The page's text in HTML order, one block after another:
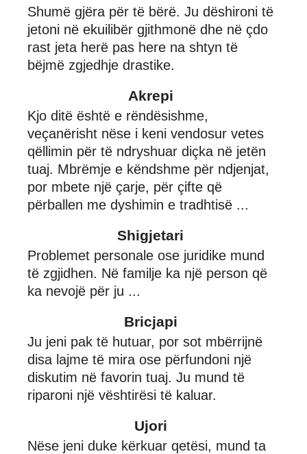
Shumë gjëra për të bërë. Ju dëshironi të
jetoni në ekuilibër gjithmonë dhe në çdo
rast jeta herë pas here na shtyn të
bëjmë zgjedhje drastike.
Akrepi
Kjo ditë është e rëndësishme,
veçanërisht nëse i keni vendosur vetes
qëllimin për të ndryshuar diçka në jetën
tuaj. Mbrëmje e këndshme për ndjenjat,
por mbete një çarje, për çifte që
përballen me dyshimin e tradhtisë ...
Shigjetari
Problemet personale ose juridike mund
të zgjidhen. Në familje ka një person që
ka nevojë për ju ...
Bricjapi
Ju jeni pak të hutuar, por sot mbërrijnë
disa lajme të mira ose përfundoni një
diskutim në favorin tuaj. Ju mund të
riparoni një vështirësi të kaluar.
Ujori
Nëse jeni duke kërkuar qetësi, mund ta